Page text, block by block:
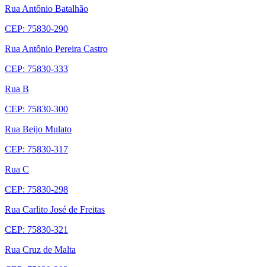
Rua Antônio Batalhão
CEP: 75830-290
Rua Antônio Pereira Castro
CEP: 75830-333
Rua B
CEP: 75830-300
Rua Beijo Mulato
CEP: 75830-317
Rua C
CEP: 75830-298
Rua Carlito José de Freitas
CEP: 75830-321
Rua Cruz de Malta